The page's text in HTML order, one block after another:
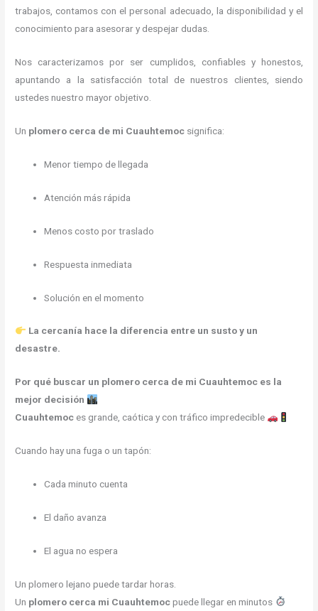
trabajos, contamos con el personal adecuado, la disponibilidad y el
conocimiento para asesorar y despejar dudas.
Nos caracterizamos por ser cumplidos, confiables y honestos,
apuntando a la satisfacción total de nuestros clientes, siendo
ustedes nuestro mayor objetivo.
Un plomero cerca de mi Cuauhtemoc significa:
Menor tiempo de llegada
Atención más rápida
Menos costo por traslado
Respuesta inmediata
Solución en el momento
La cercanía hace la diferencia entre un susto y un
desastre.
Por qué buscar un plomero cerca de mi Cuauhtemoc es la
mejor decisión
Cuauhtemoc es grande, caótica y con tráfico impredecible
Cuando hay una fuga o un tapón:
Cada minuto cuenta
El daño avanza
El agua no espera
Un plomero lejano puede tardar horas.
Un plomero cerca mi Cuauhtemocpuede llegar en minutos